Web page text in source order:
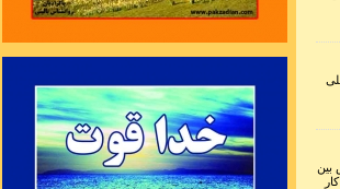
مشورت همه را به همکاری دعوت می کنیم .
از آتش دل در غم جانانه بسوختبین